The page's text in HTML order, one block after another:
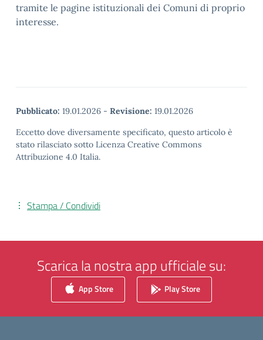
tramite le pagine istituzionali dei Comuni di proprio
interesse.
Pubblicato: 19.01.2026 - Revisione: 19.01.2026
Eccetto dove diversamente specificato, questo articolo è
stato rilasciato sotto Licenza Creative Commons
Attribuzione 4.0 Italia.
Stampa / Condividi
Scarica la nostra app ufficiale su:
App Store Play Store